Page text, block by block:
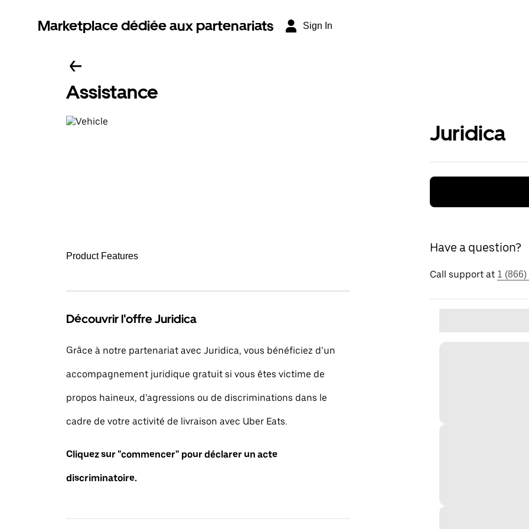
Marketplace dédiée aux partenariats Sign In
Assistance
Product Features
Découvrir l'offre Juridica
Grâce à notre partenariat avec Juridica, vous bénéficiez d’un
accompagnement juridique gratuit si vous êtes victime de
propos haineux, d’agressions ou de discriminations dans le
cadre de votre activité de livraison avec Uber Eats.
Cliquez sur "commencer" pour déclarer un acte
discriminatoire.
Juridica
Have a question?
Call support at 1